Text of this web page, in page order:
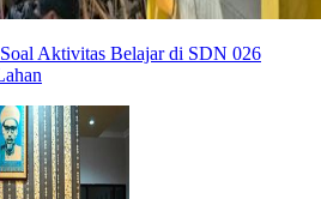
Aktivitas Belajar di SDN 026